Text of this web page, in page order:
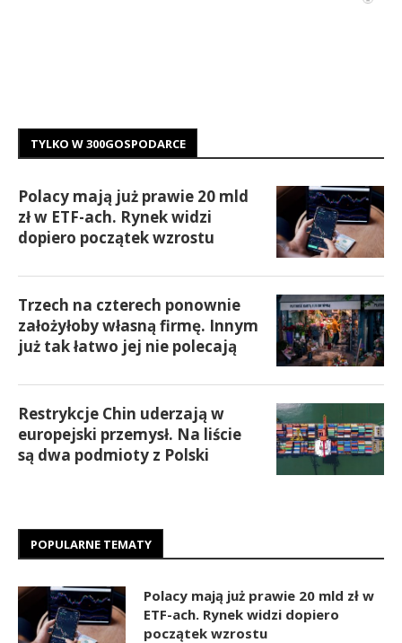
TYLKO W 300GOSPODARCE
Polacy mają już prawie 20 mld
zł w ETF-ach. Rynek widzi
dopiero początek wzrostu
Trzech na czterech ponownie
założyłoby własną firmę. Innym
już tak łatwo jej nie polecają
Restrykcje Chin uderzają w
europejski przemysł. Na liście
są dwa podmioty z Polski
POPULARNE TEMATY
Polacy mają już prawie 20 mld zł w
ETF-ach. Rynek widzi dopiero
początek wzrostu